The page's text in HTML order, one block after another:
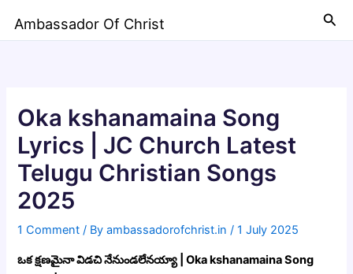
Ambassador Of Christ
Oka kshanamaina Song
Lyrics | JC Church Latest
Telugu Christian Songs
2025
1 Comment / Byambassadorofchrist.in/1 July 2025
ఒక క్షణమైనా విడచి నేనుండలేనయ్యా | Oka kshanamaina Song